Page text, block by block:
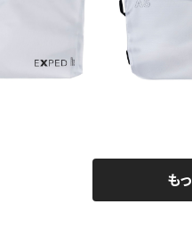
】Vista orga
【
も